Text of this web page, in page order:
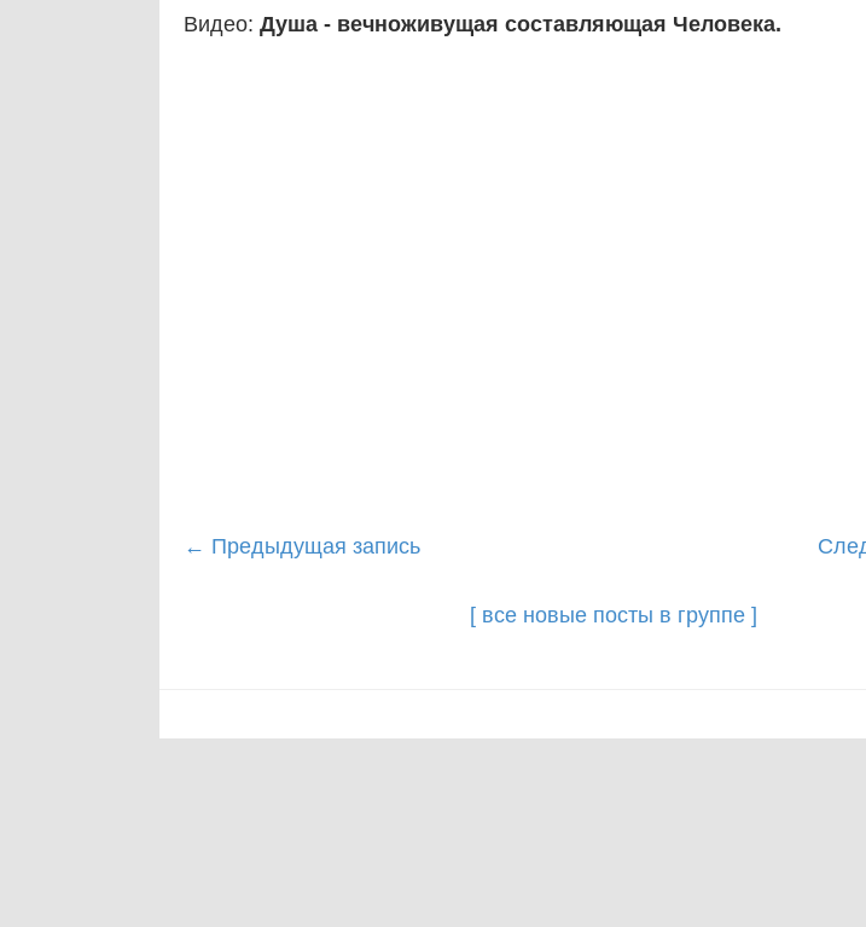
Видео: Душа - вечноживущая составляющая Человека.
Post
← Предыдущая запись
[ все новые посты в группе ]